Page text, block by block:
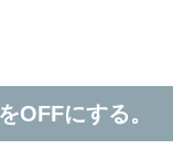
OFFにする。